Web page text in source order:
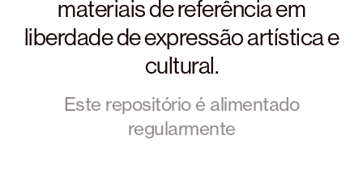
materiais de referência em
liberdade de expressão artística e
cultural.
Este repositório é alimentado
regularmente